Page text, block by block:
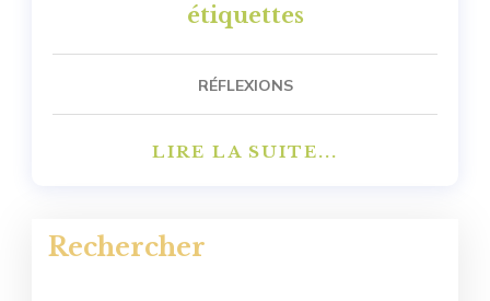
étiquettes
RÉFLEXIONS
LIRE LA SUITE...
Rechercher